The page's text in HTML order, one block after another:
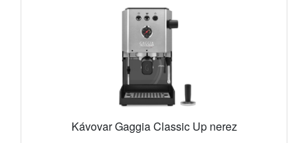
Kávovar Gaggia Classic Up nerez